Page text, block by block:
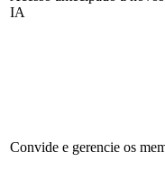
IA
Convide e gerencie os